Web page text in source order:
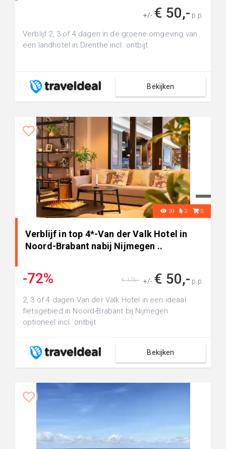
+/- € 50,- p.p.
Verblijf 2, 3 of 4 dagen in de groene omgeving van
een landhotel in Drenthe incl. ontbijt
Bekijken
39 2 0
Verblijf in top 4*-Van der Valk Hotel in
Noord-Brabant nabij Nijmegen ..
-72% +/- € 50,- p.p.
€ 175,-
2, 3 of 4 dagen Van der Valk Hotel in een ideaal
fietsgebied in Noord-Brabant bij Nijmegen
optioneel incl. ontbijt
Bekijken